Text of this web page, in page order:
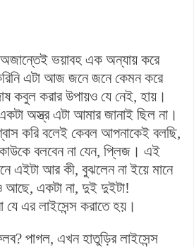
ভয়াবহ এক অন্যায় করে
এটা আজ জনে জনে কেমন করে
কবুল করার উপায়ও যে নেই, হায়।
অস্ত্র এটা আমার জানাই ছিল না।
করি বলেই কেবল আপনাকেই বলছি,
বলবেন না যেন, প্লিজ। এই
এইটা আর কী, বুঝলেন না ইয়ে মানে
আছে, একটা না, দুই দুইটা!
এর লাইসেন্স করাতে হয়।
পাগল, এখন হাতুড়ির লাইসেন্স